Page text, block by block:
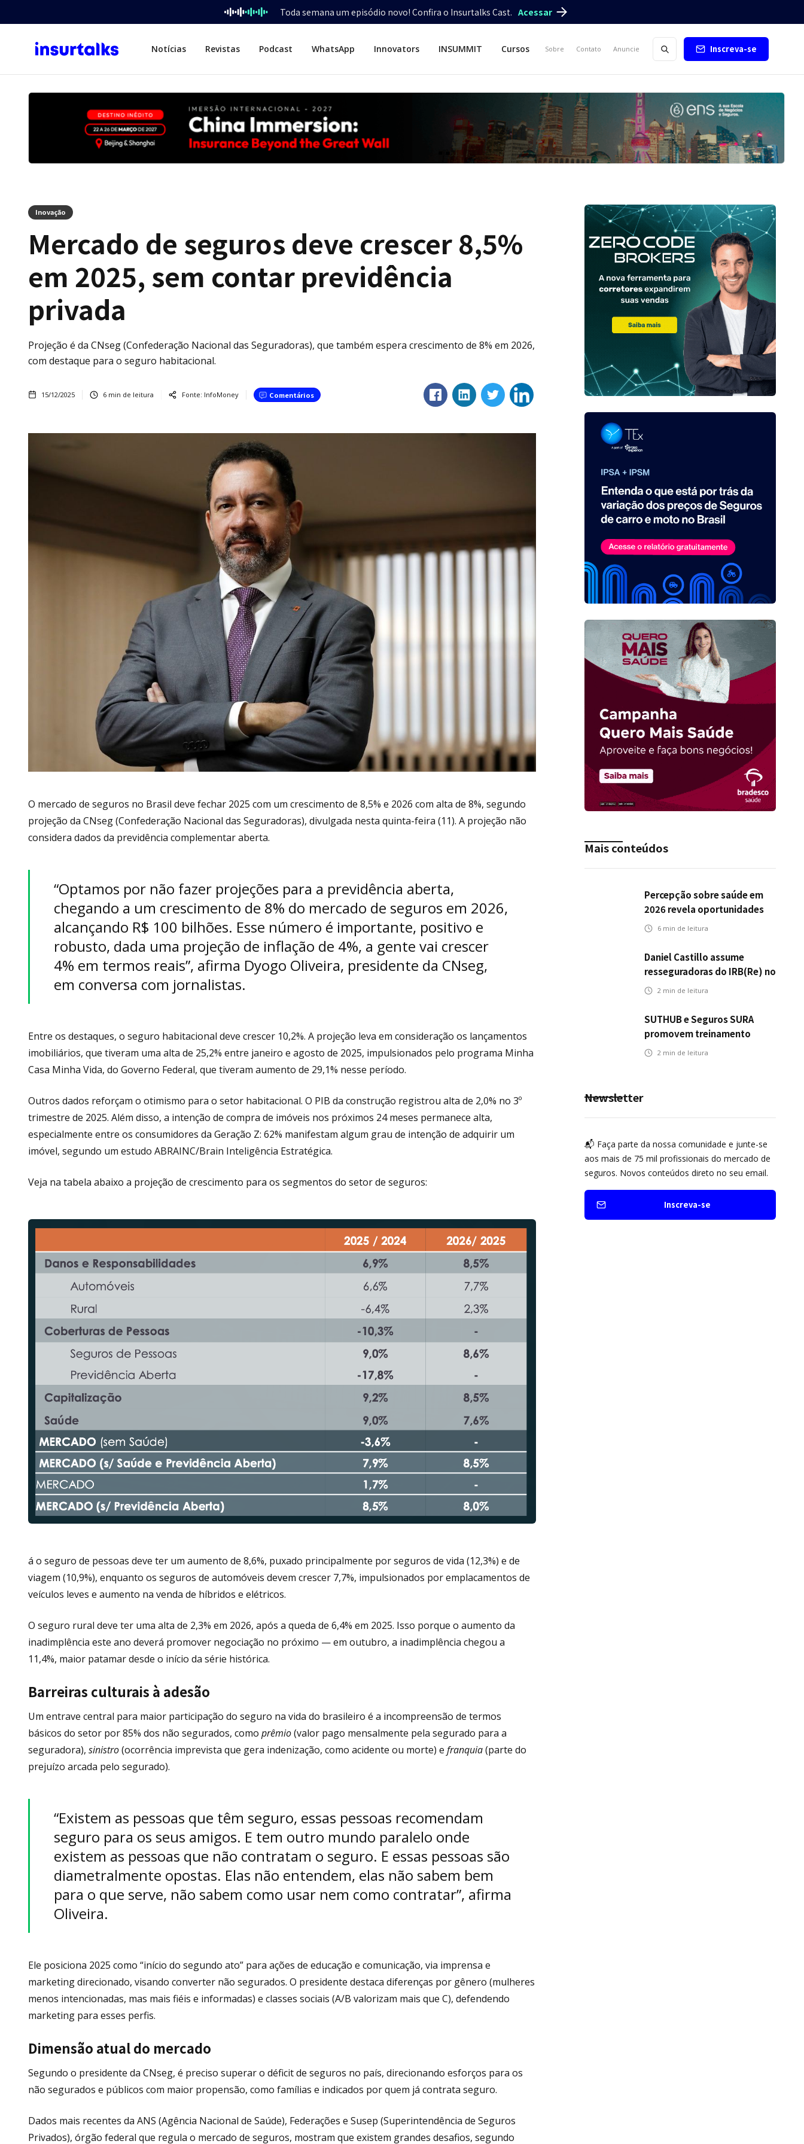
Toda semana um episódio novo! Confira o Insurtalks Cast. Acessar
Notícias Revistas Podcast WhatsApp Innovators INSUMMIT Cursos Sobre Contato Anuncie Inscreva-se
Inovação
Mercado de seguros deve crescer 8,5%
em 2025, sem contar previdência
privada
Projeção é da CNseg (Confederação Nacional das Seguradoras), que também espera crescimento de 8% em 2026,
com destaque para o seguro habitacional.
15/12/2025 6 min de leitura Fonte: InfoMoney Comentários
O mercado de seguros no Brasil deve fechar 2025 com um crescimento de 8,5% e 2026 com alta de 8%, segundo
projeção da CNseg (Confederação Nacional das Seguradoras), divulgada nesta quinta-feira (11). A projeção não
considera dados da previdência complementar aberta.
“Optamos por não fazer projeções para a previdência aberta,
chegando a um crescimento de 8% do mercado de seguros em 2026,
alcançando R$ 100 bilhões. Esse número é importante, positivo e
robusto, dada uma projeção de inflação de 4%, a gente vai crescer
4% em termos reais”, afirma Dyogo Oliveira, presidente da CNseg,
em conversa com jornalistas.
Entre os destaques, o seguro habitacional deve crescer 10,2%. A projeção leva em consideração os lançamentos
imobiliários, que tiveram uma alta de 25,2% entre janeiro e agosto de 2025, impulsionados pelo programa Minha
Casa Minha Vida, do Governo Federal, que tiveram aumento de 29,1% nesse período.
Outros dados reforçam o otimismo para o setor habitacional. O PIB da construção registrou alta de 2,0% no 3º
trimestre de 2025. Além disso, a intenção de compra de imóveis nos próximos 24 meses permanece alta,
especialmente entre os consumidores da Geração Z: 62% manifestam algum grau de intenção de adquirir um
imóvel, segundo um estudo ABRAINC/Brain Inteligência Estratégica.
Veja na tabela abaixo a projeção de crescimento para os segmentos do setor de seguros:
á o seguro de pessoas deve ter um aumento de 8,6%, puxado principalmente por seguros de vida (12,3%) e de
viagem (10,9%), enquanto os seguros de automóveis devem crescer 7,7%, impulsionados por emplacamentos de
veículos leves e aumento na venda de híbridos e elétricos.
O seguro rural deve ter uma alta de 2,3% em 2026, após a queda de 6,4% em 2025. Isso porque o aumento da
inadimplência este ano deverá promover negociação no próximo — em outubro, a inadimplência chegou a
11,4%, maior patamar desde o início da série histórica.
Barreiras culturais à adesão
Um entrave central para maior participação do seguro na vida do brasileiro é a incompreensão de termos
básicos do setor por 85% dos não segurados, como prêmio(valor pago mensalmente pela segurado para a
seguradora), sinistro(ocorrência imprevista que gera indenização, como acidente ou morte) e franquia(parte do
prejuízo arcada pelo segurado).
“Existem as pessoas que têm seguro, essas pessoas recomendam
seguro para os seus amigos. E tem outro mundo paralelo onde
existem as pessoas que não contratam o seguro. E essas pessoas são
diametralmente opostas. Elas não entendem, elas não sabem bem
para o que serve, não sabem como usar nem como contratar”, afirma
Oliveira.
Ele posiciona 2025 como “início do segundo ato” para ações de educação e comunicação, via imprensa e
marketing direcionado, visando converter não segurados. O presidente destaca diferenças por gênero (mulheres
menos intencionadas, mas mais fiéis e informadas) e classes sociais (A/B valorizam mais que C), defendendo
marketing para esses perfis.
Dimensão atual do mercado
Segundo o presidente da CNseg, é preciso superar o déficit de seguros no país, direcionando esforços para os
não segurados e públicos com maior propensão, como famílias e indicados por quem já contrata seguro.
Dados mais recentes da ANS (Agência Nacional de Saúde), Federações e Susep (Superintendência de Seguros
Privados), órgão federal que regula o mercado de seguros, mostram que existem grandes desafios, segundo
Mais conteúdos
Percepção sobre saúde em
2026 revela oportunidades
para o mercado de seguros
prevenção
6 min de leitura
Daniel Castillo assume
resseguradoras do IRB(Re) no
exterior
2 min de leitura
SUTHUB e Seguros SURA
promovem treinamento
conjunto para fortalecer a
2 min de leitura
Newsletter
📬 Faça parte da nossa comunidade e junte-se
aos mais de 75 mil profissionais do mercado de
seguros. Novos conteúdos direto no seu email.
Inscreva-se